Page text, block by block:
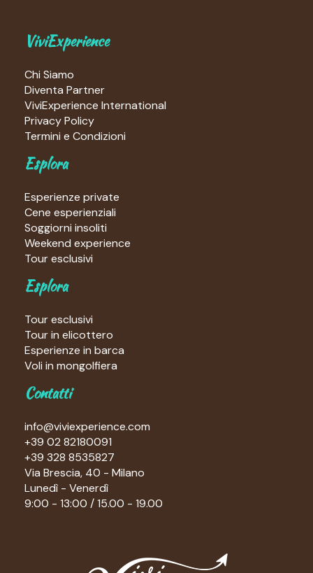
ViviExperience
Chi Siamo
Diventa Partner
ViviExperience International
Privacy Policy
Termini e Condizioni
Esplora
Esperienze private
Cene esperienziali
Soggiorni insoliti
Weekend experience
Tour esclusivi
Esplora
Tour esclusivi
Tour in elicottero
Esperienze in barca
Voli in mongolfiera
Contatti
info@viviexperience.com
+39 02 82180091
+39 328 8535827
Via Brescia, 40 - Milano
Lunedì - Venerdì
9:00 - 13:00 / 15.00 - 19.00